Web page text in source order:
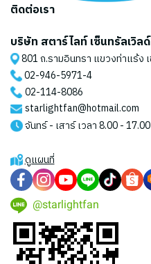
ติดต่อเรา
บริษัท สตาร์ไลท์ เซ็นทรัลเวิล
801 ถ.รามอินทรา แขวงท่าแร้ง
02-946-5971-4
02-114-8086
starlightfan@hotmail.com
จันทร์ - เสาร์ เวลา 8.00 -
ดูแผนที่
@starlightfan